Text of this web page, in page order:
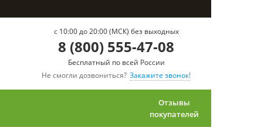
c 10:00 до 20:00 (МСК) без выходных
8 (800) 555-47-08
Бесплатный по всей России
Не смогли дозвониться? Закажите звонок!
Отзывы
покупателей